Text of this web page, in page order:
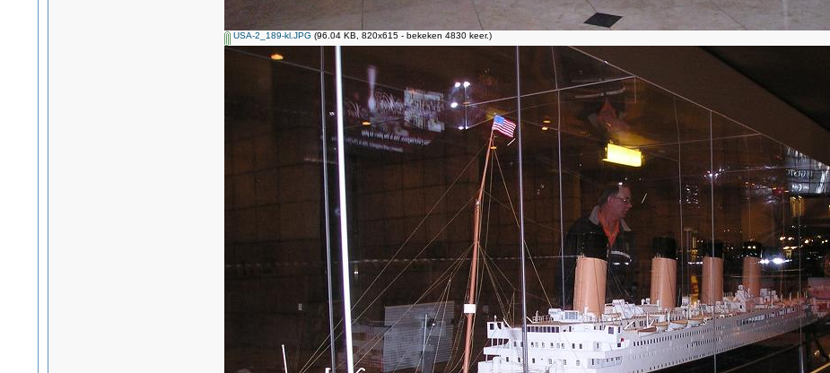
USA-2_189-kl.JPG (96.04 KB, 820x615 - bekeken 4830 keer.)